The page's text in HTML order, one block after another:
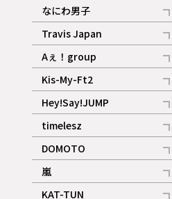
記事
ギャラリー
なにわ男子
記事
Travis Japan
記事
Aぇ！group
記事
Kis-My-Ft2
記事
ギャラリー
Hey!Say!JUMP
記事
timelesz
記事
DOMOTO
記事
嵐
記事
KAT-TUN